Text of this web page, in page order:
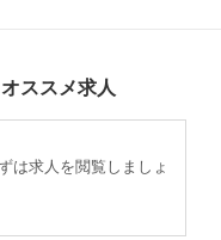
ススメ求人
は求人を閲覧しましょ